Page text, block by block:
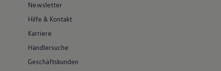
Newsletter
Hilfe & Kontakt
Karriere
Händlersuche
Geschäftskunden